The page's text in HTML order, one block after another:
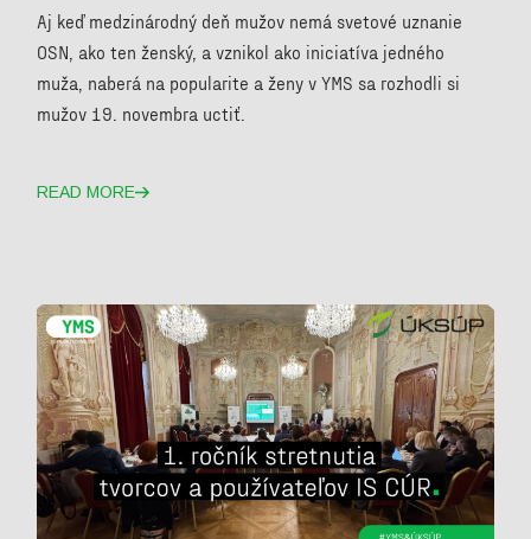
Aj keď medzinárodný deň mužov nemá svetové uznanie
OSN, ako ten ženský, a vznikol ako iniciatíva jedného
muža, naberá na popularite a ženy v YMS sa rozhodli si
mužov 19. novembra uctiť.
READ MORE